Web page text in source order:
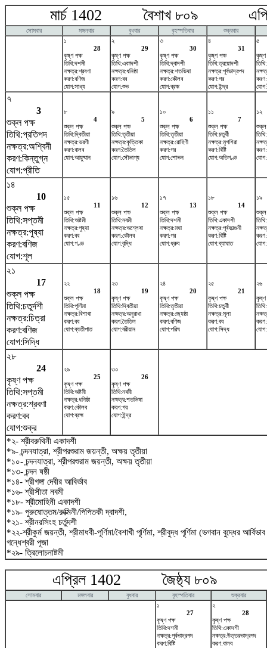
মার্চ 1402 বৈশাখ ৮০৯
সোমবার মঙ্গলবার বুধবার বৃহস্পতিবার
শুক্রবার
১
28
কৃষ্ণ পক্ষ
তিথি:দশমী
নক্ষত্র:শ্রবণা
করণ:বণিজ
যোগ:সাধ্য
২
29
কৃষ্ণ পক্ষ
তিথি:একাদশী
নক্ষত্র:ধনিষ্ঠা
করণ:বব
যোগ:শুভ
৩
30
কৃষ্ণ পক্ষ
তিথি:দ্বাদশী
নক্ষত্র:শতভিষ‌া
করণ:কৌলব
যোগ:ব্রহ্ম
৪
31
কৃষ্ণ পক্ষ
তিথি:ত্রয়োদশী
নক্ষত্র:পূর্বভাদ্রপদ
করণ:গর
যোগ:ইন্দ্র
৫
কৃষ্ণ
৭
3
শুক্ল পক্ষ
তিথি:প্রতিপদ
নক্ষত্র:অশ্বিনী
করণ:কিন্তুগ্ন
যোগ:প্রীতি
৮
4
শুক্ল পক্ষ
তিথি:দ্বিতীয়া
নক্ষত্র:ভরণী
করণ:বালব
যোগ:আয়ুষ্মান
৯
5
শুক্ল পক্ষ
তিথি:তৃতীয়া
নক্ষত্র:কৃত্তিকা
করণ:তৈতিল
যোগ:সৌভাগ্য
১০
6
শুক্ল পক্ষ
তিথি:তৃতীয়া
নক্ষত্র:রোহিণী
করণ:গর
যোগ:শোভন
১১
7
শুক্ল পক্ষ
তিথি:চতুর্থী
নক্ষত্র:মৃগশিরা
করণ:বিষ্টি
যোগ:অতিগণ্ড
১২
শুক্ল
১৪
10
শুক্ল পক্ষ
তিথি:সপ্তমী
নক্ষত্র:পুষ্যা
করণ:বণিজ
যোগ:শূল
১৫
11
শুক্ল পক্ষ
তিথি:অষ্টমী
নক্ষত্র:পুষ্যা
করণ:বব
যোগ:গণ্ড
১৬
12
শুক্ল পক্ষ
তিথি:নবমী
নক্ষত্র:অশ্লেষা
করণ:কৌলব
যোগ:বৃদ্ধি
১৭
13
শুক্ল পক্ষ
তিথি:দশমী
নক্ষত্র:মঘা
করণ:গর
যোগ:ধ্রুব
১৮
14
শুক্ল পক্ষ
তিথি:একাদশী
নক্ষত্র:পূর্বফাল্গুনী
করণ:বিষ্টি
যোগ:ব্যাঘাত
১৯
শুক্ল
২১
17
শুক্ল পক্ষ
তিথি:চতুর্দশী
নক্ষত্র:চিত্রা
করণ:বণিজ
যোগ:সিদ্ধি
২২
18
শুক্ল পক্ষ
তিথি:পূর্ণিমা
নক্ষত্র:বিশাখা
করণ:বব
যোগ:ব্যতীপাত
২৩
19
কৃষ্ণ পক্ষ
তিথি:দ্বিতীয়া
নক্ষত্র:অনুরাধা
করণ:তৈতিল
যোগ:বরীয়ান
২৪
20
কৃষ্ণ পক্ষ
তিথি:তৃতীয়া
নক্ষত্র:জ্যেষ্ঠা
করণ:বণিজ
যোগ:পরিঘ
২৫
21
কৃষ্ণ পক্ষ
তিথি:চতুর্থী
নক্ষত্র:মূলা
করণ:বব
যোগ:সিদ্ধ
২৬
কৃষ্ণ
২৮
24
কৃষ্ণ পক্ষ
তিথি:সপ্তমী
নক্ষত্র:শ্রবণা
করণ:বব
যোগ:শুক্র
২৯
25
কৃষ্ণ পক্ষ
তিথি:অষ্টমী
নক্ষত্র:ধনিষ্ঠা
করণ:কৌলব
যোগ:ব্রহ্ম
৩০
26
কৃষ্ণ পক্ষ
তিথি:নবমী
নক্ষত্র:শতভিষ‌া
করণ:গর
যোগ:ইন্দ্র
*২- শ্রীবরুথিনী একাদশী
*৯- চন্দনযাত্রা, শ্রীপরশুরাম জয়ন্তী, অক্ষয় তৃতীয়া
*১০- চন্দনযাত্রা, শ্রীপরশুরাম জয়ন্তী, অক্ষয় তৃতীয়া
*১৩- চন্দন ষষ্ঠী
*১৪- শ্রীগঙ্গা দেবীর আবির্ভাব
*১৬- শ্রীসীতা নবমী
*১৮- শ্রীমোহিনী একাদশী
*১৯- পুরুষোত্তম/রুক্মিনী/পিপিতকী দ্বাদশী,
*২১- শ্রীনরসিংহ চর্তুদশী
*২২-শ্রীকুর্ম জয়ন্তী, শ্রীমাধবী-পূর্ণিমা/বৈশাখী পূর্ণিমা, শ্রীবুদ্ধ পূর্ণিমা (ভগবান বুদ্ধের
গন্ধেশ্বরী পূজা
*২৯- ত্রিলোচনাষ্টমী
এপ্রিল 1402 জৈষ্ঠ্য ৮০৯
সোমবার মঙ্গলবার বুধবার বৃহস্পতিবার
শুক্রবার
১
27
কৃষ্ণ পক্ষ
তিথি:দশমী
নক্ষত্র:পূর্বভাদ্রপদ
করণ:বিষ্টি
২
28
কৃষ্ণ পক্ষ
তিথি:একাদশী
নক্ষত্র:উত্তরভাদ্রপদ
করণ:বালব